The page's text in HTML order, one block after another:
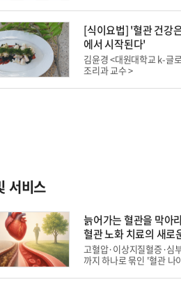
[식이요법] '혈관 건강
에서 시작된다'
김윤경 <대원대학교 k-글
조리과 교수 >
서비스
늙어가는 혈관을 막아
혈관 노화 치료의 새로
고혈압·이상지질혈증·심
까지 하나로 묶인 '혈관 나